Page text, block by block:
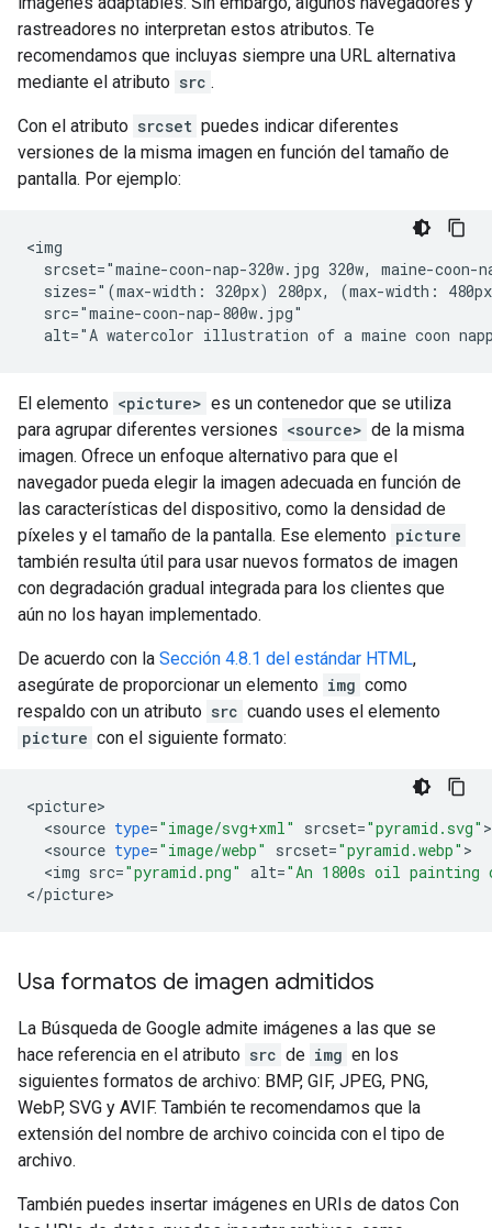
rastreadores no interpretan estos atributos. Te
recomendamos que incluyas siempre una URL alternativa
mediante el atributo src .
Con el atributo srcset puedes indicar diferentes
versiones de la misma imagen en función del tamaño de
pantalla. Por ejemplo:
<img
srcset="maine-coon-nap-320w.jpg 320w, maine-
sizes="(max-width: 320px) 280px, (max-width:
  src="maine-coon-nap-800w.jpg"
alt="A watercolor illustration of a maine coon
El elemento <picture> es un contenedor que se utiliza
para agrupar diferentes versiones <source> de la misma
imagen. Ofrece un enfoque alternativo para que el
navegador pueda elegir la imagen adecuada en función de
las características del dispositivo, como la densidad de
píxeles y el tamaño de la pantalla. Ese elemento picture
también resulta útil para usar nuevos formatos de imagen
con degradación gradual integrada para los clientes que
aún no los hayan implementado.
De acuerdo con la Sección 4.8.1 del estándar HTML,
asegúrate de proporcionar un elemento img como
respaldo con un atributo src cuando uses el elemento
picture con el siguiente formato:
<picture
<source type="image/svg+xml" srcset="pyramid.svg"
<source type="image/webp" srcset="pyramid.webp"
<img src="pyramid.png" alt="An 1800s oil painting
</picture>
Usa formatos de imagen admitidos
La Búsqueda de Google admite imágenes a las que se
hace referencia en el atributo src de img en los
siguientes formatos de archivo: BMP, GIF, JPEG, PNG,
WebP, SVG y AVIF. También te recomendamos que la
extensión del nombre de archivo coincida con el tipo de
archivo.
También puedes insertar imágenes en URIs de datos Con